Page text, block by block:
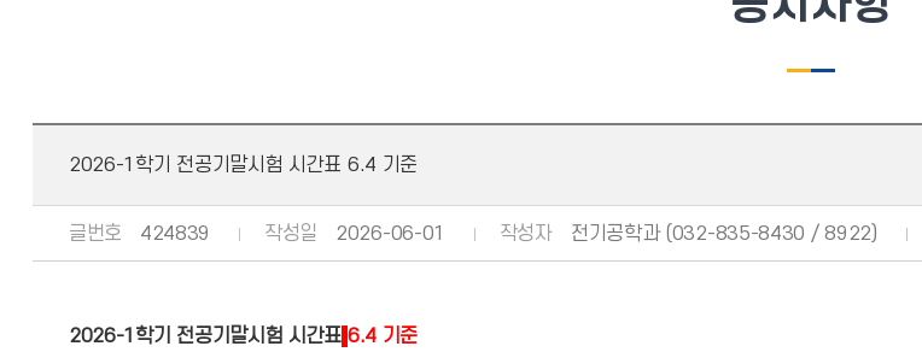
2026-1학기 전공기말시험 시간표 6.4 기준
글번호 424839 작성일 2026-06-01 작성자 전기공학과 (032-835-8430 / 8922)
2026-1학기 전공기말시험 시간표 6.4 기준